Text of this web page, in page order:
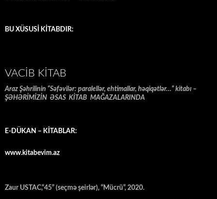
BU XÜSUSİ KİTABDIR:
VACIB KITAB
Araz Şəhrilinin “Səfəvilər: paralellər, ehtimallar, həqiqətlər…” kitabı –
ŞƏHƏRİMİZİN ƏSAS KİTAB MAĞAZALARINDA
E-DÜKAN – KİTABLAR:
www.kitabevim.az
Zaur USTAC,“45” (seçmə şeirlər), “Mücrü”, 2020.